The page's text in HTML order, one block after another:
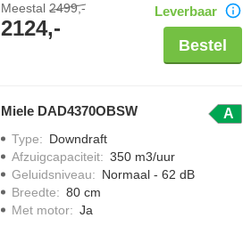
Meestal 2499,-
2124,-
Leverbaar
Bestel
Miele DAD4370OBSW A
Type: Downdraft
Afzuigcapaciteit: 350 m3/uur
Geluidsniveau: Normaal - 62 dB
Breedte: 80 cm
Met motor: Ja